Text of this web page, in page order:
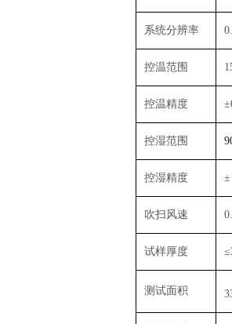
系统分辨率
控温范围
控温精度
控湿范围
控湿精度 ±
吹扫风速
试样厚度
测试面积